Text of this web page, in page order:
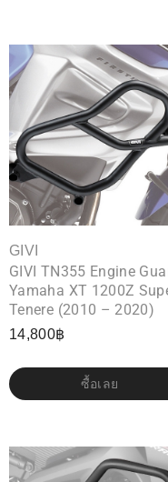
GIVI
GIVI TN355 Engine
Yamaha XT 1200Z
Tenere (2010 – 2020)
14,800฿
ซื้อเลย